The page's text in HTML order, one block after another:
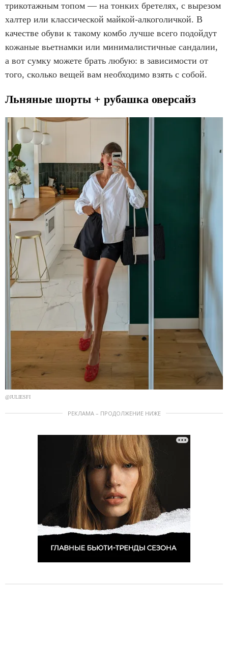
трикотажным топом — на тонких бретелях, с вырезом
халтер или классической майкой-алкоголичкой. В
качестве обуви к такому комбо лучше всего подойдут
кожаные вьетнамки или минималистичные сандалии,
а вот сумку можете брать любую: в зависимости от
того, сколько вещей вам необходимо взять с собой.
Льняные шорты + рубашка оверсайз
@JULIESFI
РЕКЛАМА – ПРОДОЛЖЕНИЕ НИЖЕ